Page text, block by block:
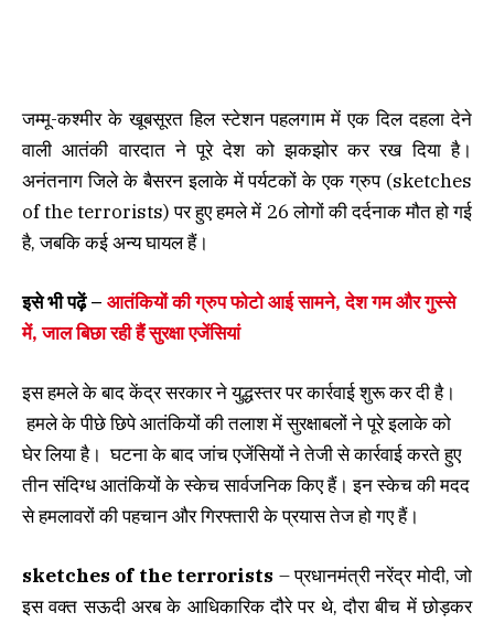
जम्मू-कश्मीर के खूबसूरत हिल स्टेशन पहलगाम में एक दिल दहला देने
वाली आतंकी वारदात ने पूरे देश को झकझोर कर रख दिया है।
अनंतनाग जिले के बैसरन इलाके में पर्यटकों के एक ग्रुप (sketches
of the terrorists) पर हुए हमले में 26 लोगों की दर्दनाक मौत हो गई
है, जबकि कई अन्य घायल हैं।
इसे भी पढ़ें – आतंकियों की ग्रुप फोटो आई सामने, देश गम और गुस्से
में, जाल बिछा रही हैं सुरक्षा एजेंसियां
इस हमले के बाद केंद्र सरकार ने युद्धस्तर पर कार्रवाई शुरू कर दी है।
हमले के पीछे छिपे आतंकियों की तलाश में सुरक्षाबलों ने पूरे इलाके को
घेर लिया है। घटना के बाद जांच एजेंसियों ने तेजी से कार्रवाई करते हुए
तीन संदिग्ध आतंकियों के स्केच सार्वजनिक किए हैं। इन स्केच की मदद
से हमलावरों की पहचान और गिरफ्तारी के प्रयास तेज हो गए हैं।
sketches of the terrorists – प्रधानमंत्री नरेंद्र मोदी, जो
इस वक्त सऊदी अरब के आधिकारिक दौरे पर थे, दौरा बीच में छोड़कर